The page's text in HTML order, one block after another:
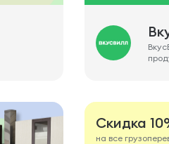
Скидка
на все